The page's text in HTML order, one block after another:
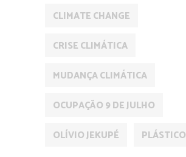
CLIMATE CHANGE
CRISE CLIMÁTICA
MUDANÇA CLIMÁTICA
OCUPAÇÃO 9 DE JULHO
OLÍVIO JEKUPÉ
PLÁSTICO